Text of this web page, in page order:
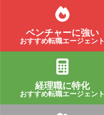
ベンチャーに強い
おすすめ転職エージェント
経理職に特化
おすすめ転職エージェント